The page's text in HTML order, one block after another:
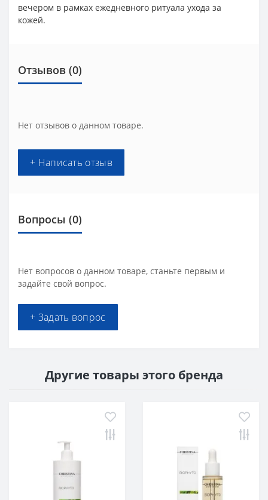
вечером в рамках ежедневного ритуала ухода за
кожей.
Отзывов (0)
Нет отзывов о данном товаре.
+ Написать отзыв
Вопросы (0)
Нет вопросов о данном товаре, станьте первым и
задайте свой вопрос.
+ Задать вопрос
Другие товары этого бренда